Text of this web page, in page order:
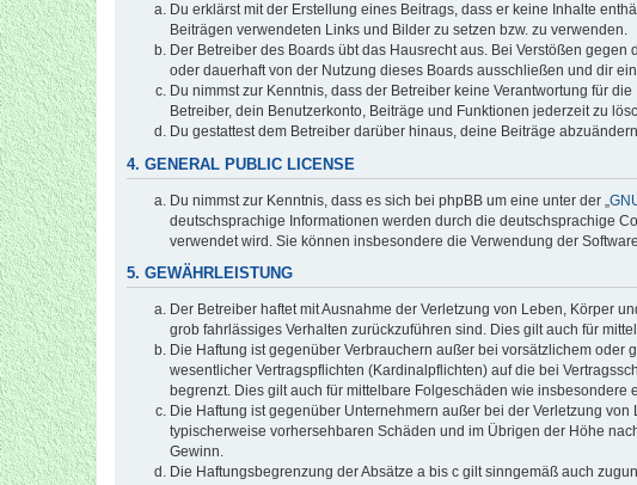
Du erklärst mit der Erstellung eines Beitrags, dass er keine Inhalte
Beiträgen verwendeten Links und Bilder zu setzen bzw. zu verwenden.
Der Betreiber des Boards übt das Hausrecht aus. Bei Verstößen
oder dauerhaft von der Nutzung dieses Boards ausschließen und dir
Du nimmst zur Kenntnis, dass der Betreiber keine Verantwortung für
Betreiber, dein Benutzerkonto, Beiträge und Funktionen jederzeit zu
Du gestattest dem Betreiber darüber hinaus, deine Beiträge
4. GENERAL PUBLIC LICENSE
Du nimmst zur Kenntnis, dass es sich bei phpBB um eine unter der „
deutschsprachige Informationen werden durch die deutschsprachige
verwendet wird. Sie können insbesondere die Verwendung der
5. GEWÄHRLEISTUNG
Der Betreiber haftet mit Ausnahme der Verletzung von Leben, Körper
grob fahrlässiges Verhalten zurückzuführen sind. Dies gilt auch für
Die Haftung ist gegenüber Verbrauchern außer bei vorsätzlichem
wesentlicher Vertragspflichten (Kardinalpflichten) auf die bei
begrenzt. Dies gilt auch für mittelbare Folgeschäden wie insbesondere
Die Haftung ist gegenüber Unternehmern außer bei der Verletzung
typischerweise vorhersehbaren Schäden und im Übrigen der Höhe
Gewinn.
Die Haftungsbegrenzung der Absätze a bis c gilt sinngemäß auch